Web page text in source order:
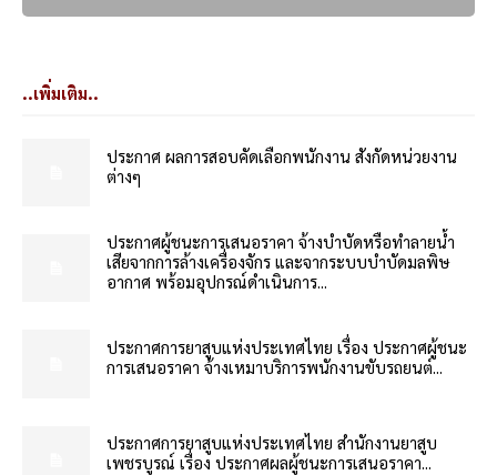
..เพิ่มเติม..
ประกาศ ผลการสอบคัดเลือกพนักงาน สังกัดหน่วยงาน
ต่างๆ
ประกาศผู้ชนะการเสนอราคา จ้างบำบัดหรือทำลายน้ำ
เสียจากการล้างเครื่องจักร และจากระบบบำบัดมลพิษ
อากาศ พร้อมอุปกรณ์ดำเนินการ...
ประกาศการยาสูบแห่งประเทศไทย เรื่อง ประกาศผู้ชนะ
การเสนอราคา จ้างเหมาบริการพนักงานขับรถยนต์...
ประกาศการยาสูบแห่งประเทศไทย สำนักงานยาสูบ
เพชรบูรณ์ เรื่อง ประกาศผลผู้ชนะการเสนอราคา...